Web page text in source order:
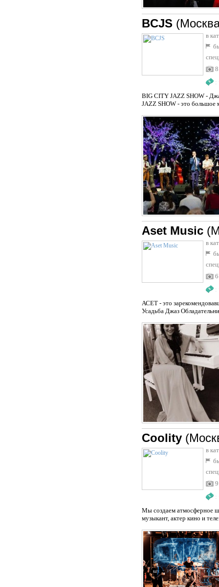
BCJS
в
8
:
BIG CITY JAZZ SHOW -
JAZZ SHOW - это большое
Aset Music
в
6
:
АСЕТ - это
Усадьба Джаз
Coolity
в
9
:
Мы создаем атмосферное
музыкант, актер кино и